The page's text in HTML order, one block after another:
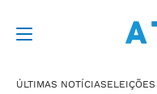
ÚLTIMAS NOTÍCIAS